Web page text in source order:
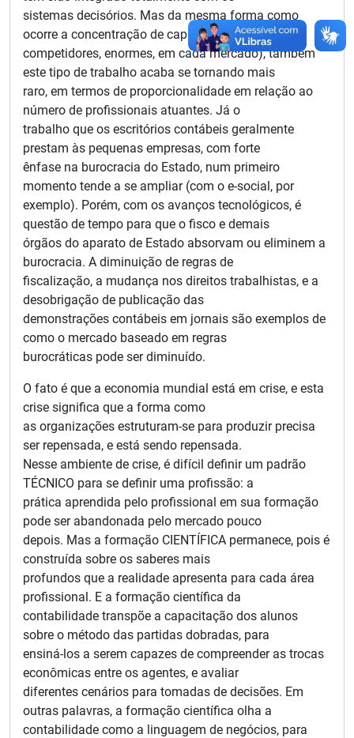
sistemas decisórios. Mas da mesma forma como
ocorre a concentração de capital (poucos
competidores, enormes, em cada mercado), também
este tipo de trabalho acaba se tornando mais
raro, em termos de proporcionalidade em relação ao
número de profissionais atuantes. Já o
trabalho que os escritórios contábeis geralmente
prestam às pequenas empresas, com forte
ênfase na burocracia do Estado, num primeiro
momento tende a se ampliar (com o e-social, por
exemplo). Porém, com os avanços tecnológicos, é
questão de tempo para que o fisco e demais
órgãos do aparato de Estado absorvam ou eliminem a
burocracia. A diminuição de regras de
fiscalização, a mudança nos direitos trabalhistas, e a
desobrigação de publicação das
demonstrações contábeis em jornais são exemplos de
como o mercado baseado em regras
burocráticas pode ser diminuído.
O fato é que a economia mundial está em crise, e esta
crise significa que a forma como
as organizações estruturam-se para produzir precisa
ser repensada, e está sendo repensada.
Nesse ambiente de crise, é difícil definir um padrão
TÉCNICO para se definir uma profissão: a
prática aprendida pelo profissional em sua formação
pode ser abandonada pelo mercado pouco
depois. Mas a formação CIENTÍFICA permanece, pois é
construída sobre os saberes mais
profundos que a realidade apresenta para cada área
profissional. E a formação científica da
contabilidade transpõe a capacitação dos alunos
sobre o método das partidas dobradas, para
ensiná-los a serem capazes de compreender as trocas
econômicas entre os agentes, e avaliar
diferentes cenários para tomadas de decisões. Em
outras palavras, a formação científica olha a
contabilidade como a linguagem de negócios, para